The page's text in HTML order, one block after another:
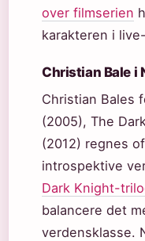
over filmserien
karakteren i
Christian Bale i
Christian Bales
(2005), The
(2012) regnes
introspektive
Dark Knight-
balancere det
verdensklasse.